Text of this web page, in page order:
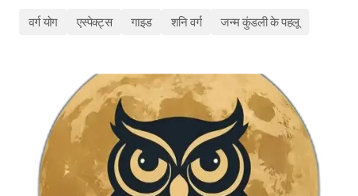
वर्ग योग एस्पेक्ट्स गाइड शनि वर्ग जन्म कुंडली के पहलू